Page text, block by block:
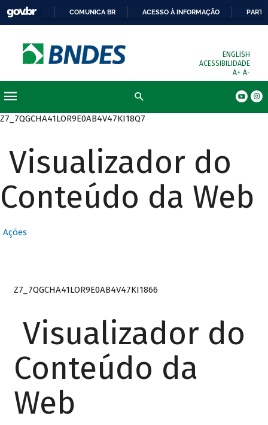
COMUNICA BR ACESSO À INFORMAÇÃO
ENGLISH
ACESSIBILIDADE
A+ A-
Z7_7QGCHA41LOR9E0AB4V47KI18Q7
Visualizador do
Conteúdo da Web
Ações
Z7_7QGCHA41LOR9E0AB4V47KI1866
Visualizador do
Conteúdo da
Web